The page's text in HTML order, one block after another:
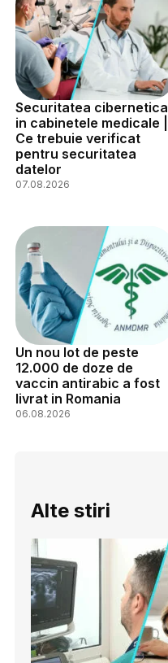
Securitatea cibernetica
in cabinetele medicale |
Ce trebuie verificat
pentru securitatea
datelor
07.08.2026
Un nou lot de peste
12.000 de doze de
vaccin antirabic a fost
livrat in Romania
06.08.2026
Alte stiri